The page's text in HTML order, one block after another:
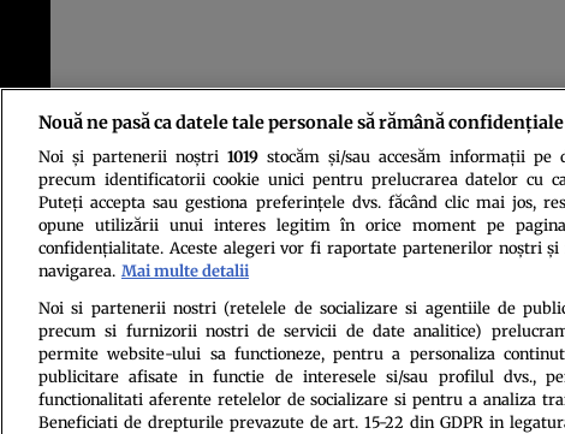
Politica de
Nouă ne pasă ca datele tale personale să rămână confidențiale
Noi și partenerii noștri 1019stocăm și/sau accesăm informații pe
precum identificatorii cookie unici pentru prelucrarea datelor cu
Puteți accepta sau gestiona preferințele dvs. făcând clic mai jos,
opune utilizării unui interes legitim în orice moment pe
confidențialitate. Aceste alegeri vor fi raportate partenerilor noștri și
navigarea. Mai multe detalii
Noi si partenerii nostri (retelele de socializare si agentiile de
precum si furnizorii nostri de servicii de date analitice)
permite website-ului sa functioneze, pentru a personaliza
publicitare afisate in functie de interesele si/sau profilul dvs.,
functionalitati aferente retelelor de socializare si pentru a analiza
Beneficiati de drepturile prevazute de art. 15-22 din GDPR in